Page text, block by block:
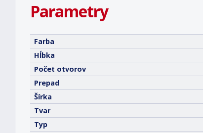
Parametry
Farba
Hĺbka
Počet otvorov
Prepad
Šírka
Tvar
Typ